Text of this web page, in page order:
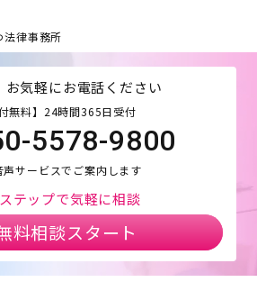
法律事務所
お気軽にお電話ください
付無料】24時間365日受付
5578-9800
声サービスでご案内します
テップで気軽に相談
料相談スタート